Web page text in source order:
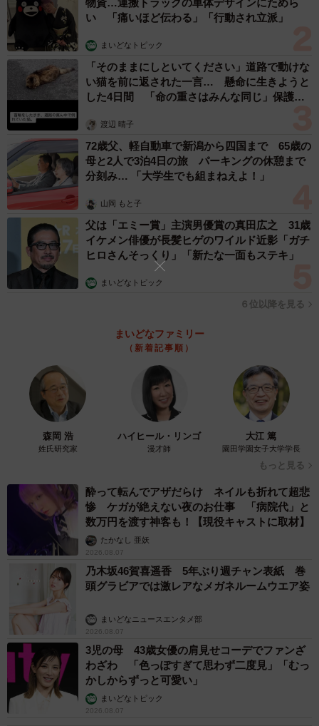
・万人受けする人でスタイルも良くいつまでも可愛いか
ら。（30代・女性）
・透明感があるので。（40代・女性） ・彼女の清楚な雰囲
気が純白のドレスに合っている。（60代・男性）
6位 白石麻衣（40票）
・透明感があるから。（30代・女性）
・華やかな顔立ちがウェディングドレスの迫力に負けない
から。（30代・男性）
・肌がきれいなので、純白が似合うと思ったから。（40
代・女性）
7位 長澤まさみ（39票）
・ドラマで着ていた姿が綺麗で印象に強く残っていたか
8位 有村架純（36票）
・一番、大人らしさと可愛らしさのちょうど中間くらいに
いる人だと思ったから。（10代・女性）
・可愛らしい顔立ちと、清純そうな感じ。（30代・女性）
9位 菜々緒（35票）
・スタイルが良いので似合いそう。（40代・男性）
・高身長でスタイルが良いから。（40代・男性）
10位 広瀬すず（33票）
・可愛いから。（20代・男性）
・圧倒的に美人だから。（30代・男性）
【出典】
株式会社NEXERとDIAMOND DOT LABによる調査
▽DIAMOND DOT LAB
https://dotlab-grown.com/
い 「痛いほど伝わる」「行動され立派」
まいどなトピック
「そのままにしといてください」道路で動けな
い猫を前に返された一言… 懸命に生きようと
した4日間 「命の重さはみんな同じ」保護団
渡辺 晴子
72歳父、軽自動車で新潟から四国まで 65歳の
母と2人で3泊4日の旅 パーキングの休憩まで
分刻み… 「大学生でも組まねえよ！」
山岡 もと子
父は「エミー賞」主演男優賞の真田広之 31歳
イケメン俳優が長髪ヒゲのワイルド近影「ガチ
ヒロさんそっくり」「新たな一面もステキ」
まいどなトピック
６位以降を見る
まいどなファミリー
（新着記事順）
森岡 浩
姓氏研究家
ハイヒール・リンゴ
漫才師
大江 篤
園田学園女子大学学長
もっと見る
酔って転んでアザだらけ ネイルも折れて超悲
惨 ケガが絶えない夜のお仕事 「病院代」と
数万円を渡す神客も！【現役キャストに取材】
たかなし 亜妖
2026.08.07
乃木坂46賀喜遥香 5年ぶり週チャン表紙 巻
頭グラビアでは激レアなメガネルームウエア姿
まいどなニュースエンタメ部
2026.08.07
3児の母 43歳女優の肩見せコーデでファンざ
わざわ 「色っぽすぎて思わず二度見」「むっ
かしからずっと可愛い」
まいどなトピック
2026.08.07